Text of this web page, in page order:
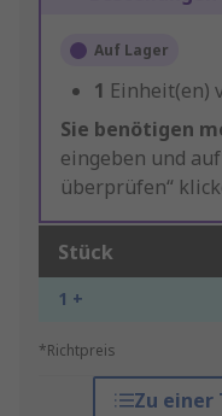
Auf Lager
1 Einheit(en)
Sie benötigen
eingeben und
überprüfen“
Stück
1 +
*Richtpreis
Zu einer